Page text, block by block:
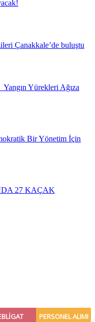
Çanakkale’de buluştu
Yürekleri Ağıza
Bir Yönetim İçin
27 KAÇAK